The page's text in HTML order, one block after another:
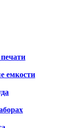
емкости